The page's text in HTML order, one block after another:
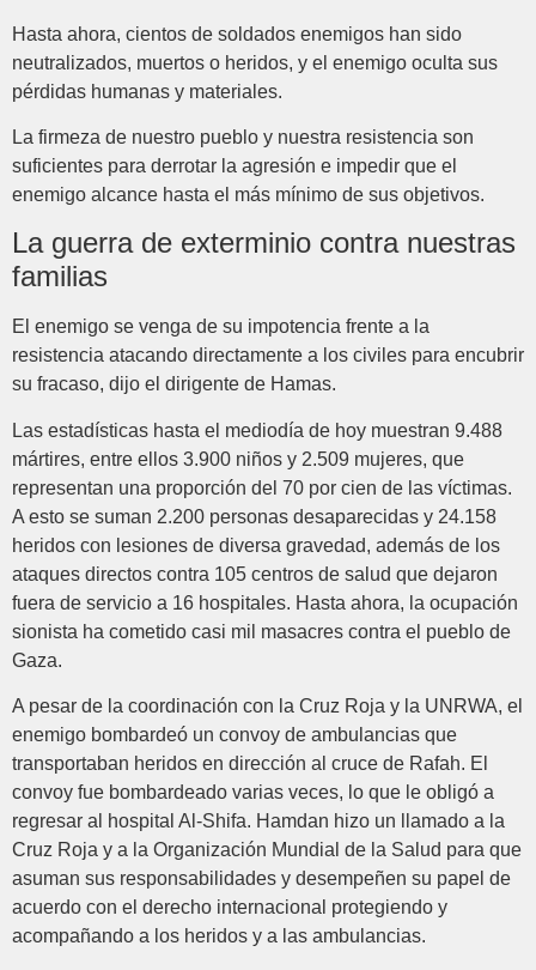
Hasta ahora, cientos de soldados enemigos han sido
neutralizados, muertos o heridos, y el enemigo oculta sus
pérdidas humanas y materiales.
La firmeza de nuestro pueblo y nuestra resistencia son
suficientes para derrotar la agresión e impedir que el
enemigo alcance hasta el más mínimo de sus objetivos.
La guerra de exterminio contra nuestras
familias
El enemigo se venga de su impotencia frente a la
resistencia atacando directamente a los civiles para encubrir
su fracaso, dijo el dirigente de Hamas.
Las estadísticas hasta el mediodía de hoy muestran 9.488
mártires, entre ellos 3.900 niños y 2.509 mujeres, que
representan una proporción del 70 por cien de las víctimas.
A esto se suman 2.200 personas desaparecidas y 24.158
heridos con lesiones de diversa gravedad, además de los
ataques directos contra 105 centros de salud que dejaron
fuera de servicio a 16 hospitales. Hasta ahora, la ocupación
sionista ha cometido casi mil masacres contra el pueblo de
Gaza.
A pesar de la coordinación con la Cruz Roja y la UNRWA, el
enemigo bombardeó un convoy de ambulancias que
transportaban heridos en dirección al cruce de Rafah. El
convoy fue bombardeado varias veces, lo que le obligó a
regresar al hospital Al-Shifa. Hamdan hizo un llamado a la
Cruz Roja y a la Organización Mundial de la Salud para que
asuman sus responsabilidades y desempeñen su papel de
acuerdo con el derecho internacional protegiendo y
acompañando a los heridos y a las ambulancias.